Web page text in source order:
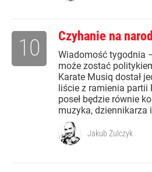
Czyhanie na
Wiadomość tygodnia
może zostać
Karate Musiq dostał
liście z ramienia partii
poseł będzie równie
muzyka, dziennikarza
10
Jakub Żulczyk